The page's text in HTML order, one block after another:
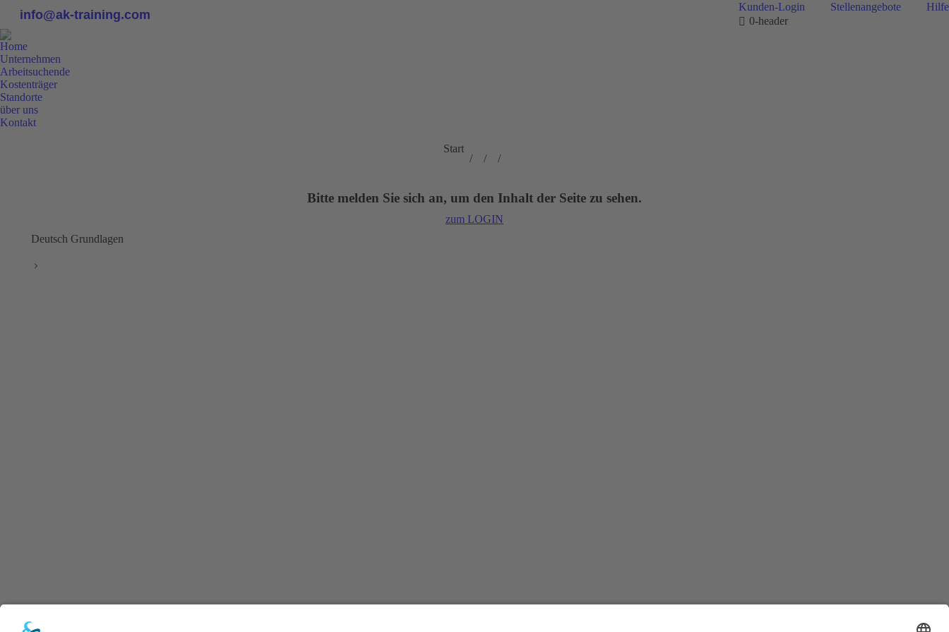
info@ak-training.com
Kunden-Login Stellenangebote
Hilfe
0-header
Home
Unternehmen
Arbeitsuchende
Kostenträger
Standorte
über uns
Kontakt
Sie befinden sich
Start
Bitte melden Sie sich an, um den Inhalt der Seite zu sehen.
zum LOGIN
Deutsch Grundlagen